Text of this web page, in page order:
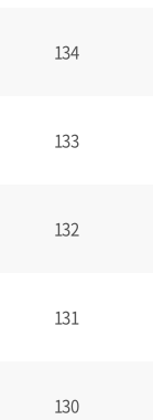
134
133
132
131
130